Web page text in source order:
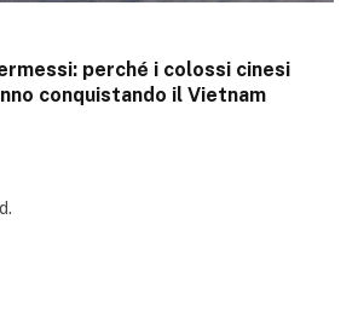
perché i colossi cinesi
conquistando il Vietnam